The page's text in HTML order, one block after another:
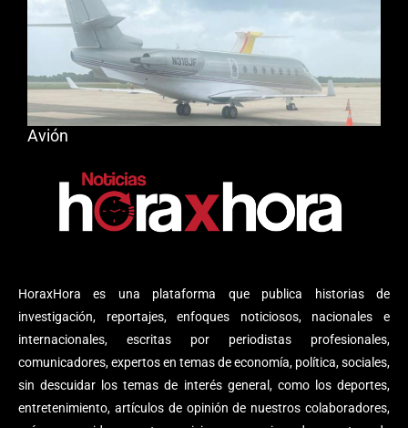
HoraxHora es una plataforma que publica historias de
investigación, reportajes, enfoques noticiosos, nacionales e
internacionales, escritas por periodistas profesionales,
comunicadores, expertos en temas de economía, política, sociales,
sin descuidar los temas de interés general, como los deportes,
entretenimiento, artículos de opinión de nuestros colaboradores,
Avión